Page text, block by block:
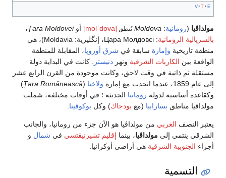
v t e
مولداڤيا (رومانية:
Moldova تُنطق [molˈdova] أوȚara Moldovei،
بالسريالية الرومانية:
Цара Молдовєі، إنگليزية: Moldavia)، هي
منطقة تاريخية وإمارة سابقة في شرق أوروپا، المقابلة للمنطقة
الواقعة بين الكاربات الشرقية ونهر دنيستر
. كانت في البداية دولة
مستقلة ثم ذاتية في وقت لاحق، وكانت موجودة من القرن الرابع عشر
إلى عام 1859، عندما اتحدت مع إمارة
ولاخيا (
Țara Românească
)
وكقاعدة أساسية لدولة رومانيا الحديثة ؛ في أوقات مختلفة، شملت
مولداڤيا مناطق بسارابيا (مع بودجاك) وكل بوكوڤينا
يعتبر النصف الغربي من مولداڤيا هو الآن جزء من رومانيا، والجانب
الشرقي ينتمي إلى مولداڤيا، بينما إقليم تشيرنيڤتسي في شمال و
أجزاء الجنوبية الشرقية هي أراضي أوكرانيا.
التسمية